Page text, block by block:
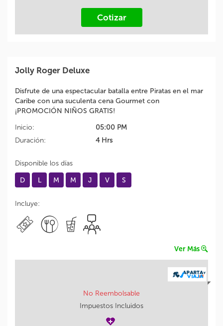
Cotizar
Jolly Roger Deluxe
Disfrute de una espectacular batalla entre Piratas en el mar
Caribe con una suculenta cena Gourmet con
¡PROMOCIÓN NIÑOS GRATIS!
Inicio:
Duración:
05:00 PM
4 Hrs
Disponible los días
D
L M M J V S
Incluye:
Ver Más
No Reembolsable
Impuestos Incluidos